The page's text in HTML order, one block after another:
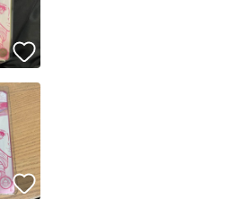
いいね！
いいね！